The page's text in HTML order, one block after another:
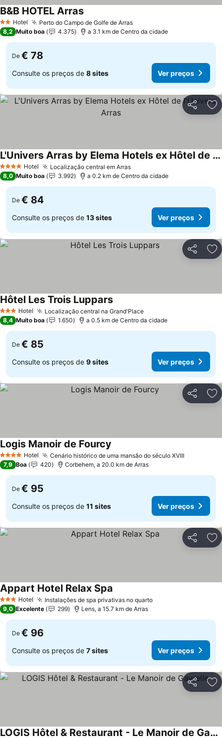
2 Estrelas
Hotel Perto do Campo de Golfe de Arras
B&B HOTEL Arras
8,2 Muito boa 4.375 a 3.1 km de Centro da cidade
De € 78
Consulte os preços de 8 sites Ver preços
Partilhar
4 EstrelasHotel Localização central em Arras
L'Univers Arras by Elema Hotels ex Hôtel de l'Univers Arras
8,0 Muito boa 3.992 a 0.2 km de Centro da cidade
De € 84
Consulte os preços de 13 sites Ver preços
Partilhar
3 EstrelasHotel Localização central na Grand'Place
Hôtel Les Trois Luppars
8,4 Muito boa 1.650 a 0.5 km de Centro da cidade
De € 85
Consulte os preços de 9 sites Ver preços
Partilhar
4 EstrelasHotel Cenário histórico de uma mansão do século XVIII
Logis Manoir de Fourcy
7,9 Boa 420 Corbehem, a 20.0 km de Arras
De € 95
Consulte os preços de 11 sites Ver preços
Partilhar
3 EstrelasHotel Instalações de spa privativas no quarto
Appart Hotel Relax Spa
9,0 Excelente 299 Lens, a 15.7 km de Arras
De € 96
Consulte os preços de 7 sites Ver preços
Partilhar
LOGIS Hôtel & Restaurant - Le Manoir de Gavrelle